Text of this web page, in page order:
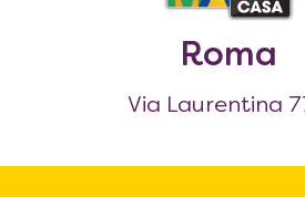
Roma
Via Laurentina